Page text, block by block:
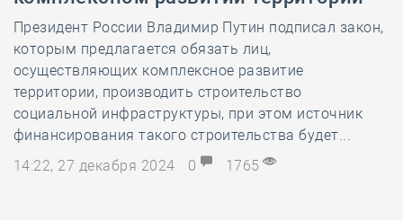
Президент России Владимир Путин подписал закон,
которым предлагается обязать лиц,
осуществляющих комплексное развитие
территории, производить строительство
социальной инфраструктуры, при этом источник
финансирования такого строительства будет...
14:22, 27 декабря 2024
0 1765